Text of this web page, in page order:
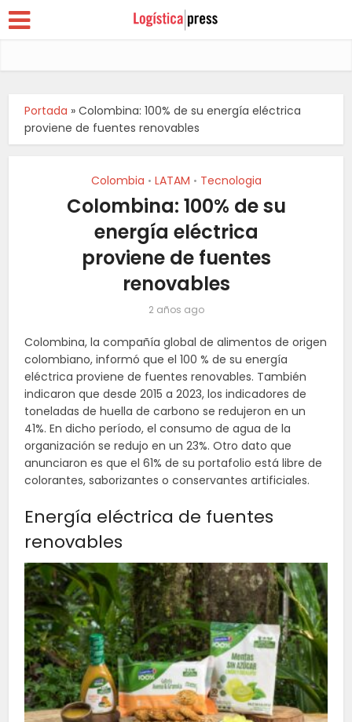
Portada »Colombina: 100% de su energía eléctrica
proviene de fuentes renovables
Colombia • LATAM • Tecnologia
Colombina: 100% de su
energía eléctrica
proviene de fuentes
renovables
2 años ago
Colombina, la compañía global de alimentos de origen
colombiano, informó que el 100 % de su energía
eléctrica proviene de fuentes renovables. También
indicaron que desde 2015 a 2023, los indicadores de
toneladas de huella de carbono se redujeron en un
41%. En dicho período, el consumo de agua de la
organización se redujo en un 23%. Otro dato que
anunciaron es que el 61% de su portafolio está libre de
colorantes, saborizantes o conservantes artificiales.
Energía eléctrica de fuentes
renovables